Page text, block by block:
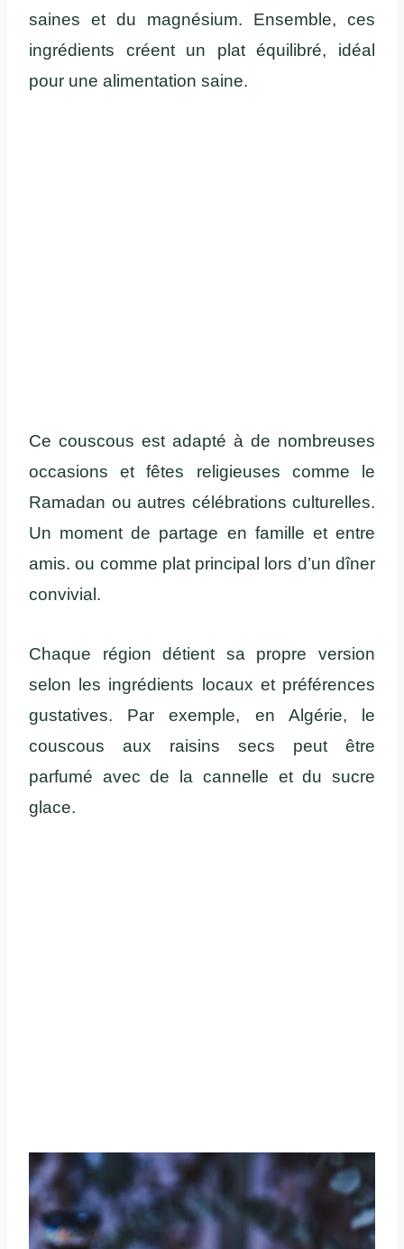
saines et du magnésium. Ensemble, ces
ingrédients créent un plat équilibré, idéal
pour une alimentation saine.
Ce couscous est adapté à de nombreuses
occasions et fêtes religieuses comme le
Ramadan ou autres célébrations culturelles.
Un moment de partage en famille et entre
amis. ou comme plat principal lors d’un dîner
convivial.
Chaque région détient sa propre version
selon les ingrédients locaux et préférences
gustatives. Par exemple, en Algérie, le
couscous aux raisins secs peut être
parfumé avec de la cannelle et du sucre
glace.